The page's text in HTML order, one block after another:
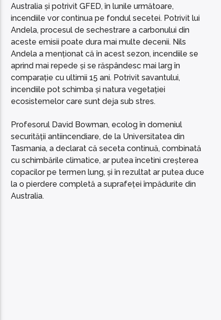
Australia și potrivit GFED, în lunile următoare,
incendiile vor continua pe fondul secetei. Potrivit lui
Andela, procesul de sechestrare a carbonului din
aceste emisii poate dura mai multe decenii. Nils
Andela a menționat că în acest sezon, incendiile se
aprind mai repede și se răspândesc mai larg în
comparație cu ​​ultimii 15 ani. Potrivit savantului,
incendiile pot schimba și natura vegetației
ecosistemelor care sunt deja sub stres.
Profesorul David Bowman, ecolog în domeniul
securității antiincendiare, de la Universitatea din
Tasmania, a declarat că seceta continuă, combinată
cu schimbările climatice, ar putea încetini creșterea
copacilor pe termen lung, și în rezultat ar putea duce
la o pierdere completă a suprafeței împădurite din
Australia.